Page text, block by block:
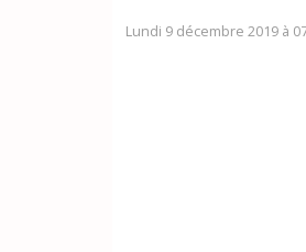
Lundi 9 décembre 2019 à